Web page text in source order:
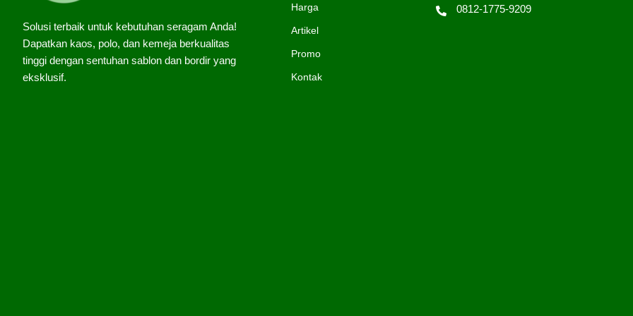
Solusi terbaik untuk kebutuhan seragam Anda!
Dapatkan kaos, polo, dan kemeja berkualitas
tinggi dengan sentuhan sablon dan bordir yang
eksklusif.
Harga
Artikel
Promo
Kontak
0812-1775-9209